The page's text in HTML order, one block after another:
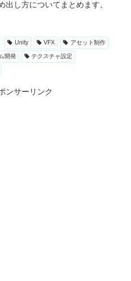
出し方についてまとめます。
Unity VFX
アセット制作
開発
テクスチャ設定
ンサーリンク